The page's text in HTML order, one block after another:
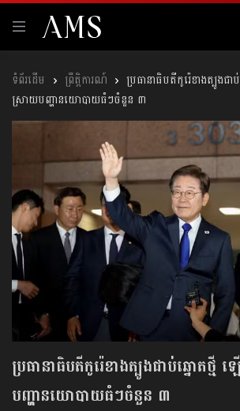
ព្រឹត្តិការណ៍
ប្រធានាធិបតីកូរ៉េខាងត្បូងជ
ស្រាយបញ្ហានយោបាយធំៗចំនួន ៣
ប្រធានាធិបតីកូរ៉េខាងត្បូងជាប់ឆ្នោតថ្
បញ្ហានយោបាយធំៗចំនួន ៣